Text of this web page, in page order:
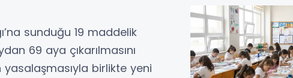
sunduğu 19 maddelik
69 aya çıkarılmasını
birlikte yeni